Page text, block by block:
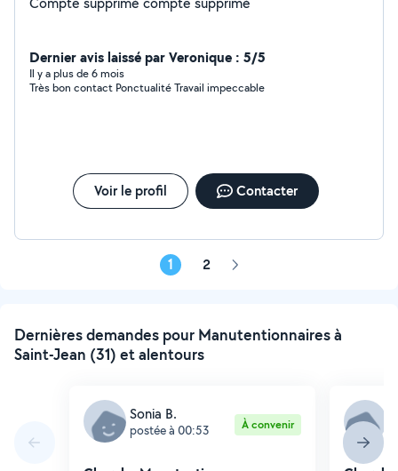
Dernier avis laissé par Veronique : 5/5
Il y a plus de 6 mois
Très bon contact Ponctualité Travail impeccable
Voir le profil Contacter
1 2 Page
Dernières demandes pour Manutentionnaires à
Saint-Jean (31) et alentours
Sonia B.
postée à 00:53 À convenir